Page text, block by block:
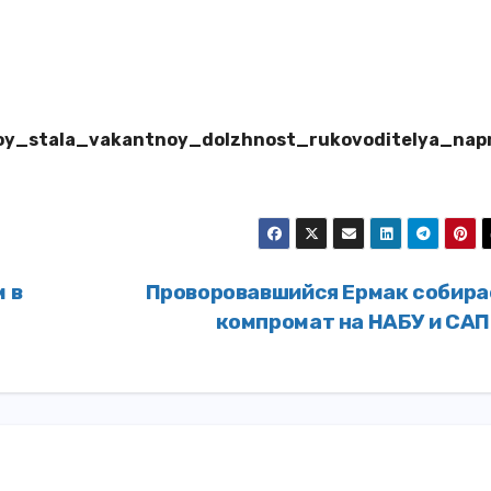
Проворовавшийся Ермак
компромат на НАБУ и САП
в